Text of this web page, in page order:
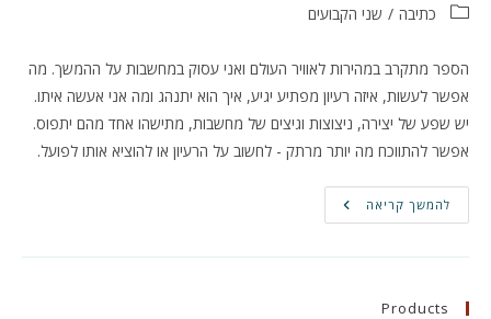
קטגוריה:כתיבה / שני הקבועים
הספר מתקרב במהירות לאוויר העולם ואני עסוק במחשבות על ההמשך. מה
אפשר לעשות, איזה רעיון מפתיע יגיע, איך הוא יתנהג ומה אני אעשה איתו.
יש שפע של יצירה, ניצוצות וגיצים של מחשבות, מתישהו אחד מהם יתפוס.
אפשר להתווכח מה יותר מרתק - לחשוב על הרעיון או להוציא אותו לפועל.
להמשך קריאה עדכון
שבועי
Products